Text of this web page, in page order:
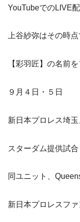
YouTubeでのLIVE
上谷紗弥はその時点
【彩羽匠】の名前
９月４日・５日
新日本プロレス埼
スターダム提供試
同ユニット、
新日本プロレスファ